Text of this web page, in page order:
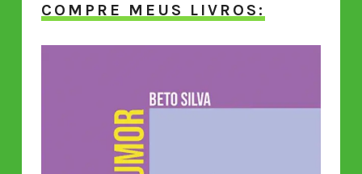
COMPRE MEUS LIVROS: